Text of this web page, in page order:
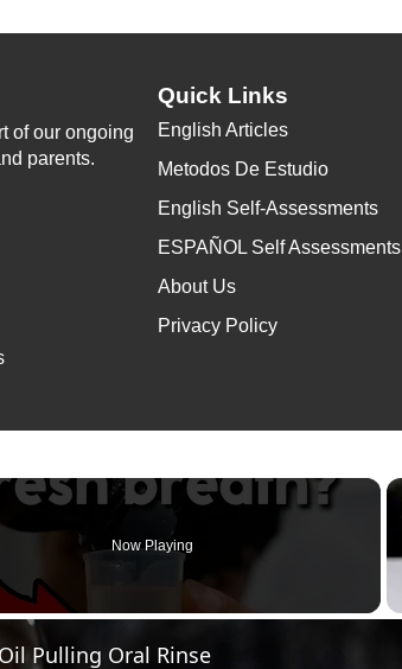
of our ongoing
parents.
Quick Links
English Articles
Metodos De Estudio
English Self-Assessments
ESPAÑOL Self Assessments
About Us
Privacy Policy
Now Playing
Pulling Oral Rinse